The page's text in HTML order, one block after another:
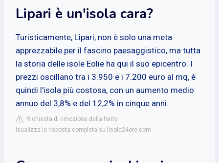
Lipari è un'isola cara?
Turisticamente, Lipari, non è solo una meta
apprezzabile per il fascino paesaggistico, ma tutta
la storia delle isole Eolie ha qui il suo epicentro. I
prezzi oscillano tra i 3.950 e i 7.200 euro al mq, è
quindi l'isola più costosa, con un aumento medio
annuo del 3,8% e del 12,2% in cinque anni.
Richiesta di rimozione della fonte
isualizza la risposta completa su ilsole24ore.com